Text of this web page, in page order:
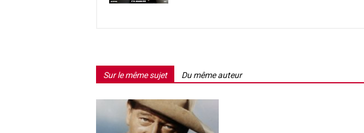
Sur le même sujet Du même auteur